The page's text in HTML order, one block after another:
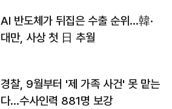
AI 반도체가 뒤집은 수출 순위…韓·
대만, 사상 첫 日 추월
경찰, 9월부터 '제 가족 사건' 못 맡는
다…수사인력 881명 보강